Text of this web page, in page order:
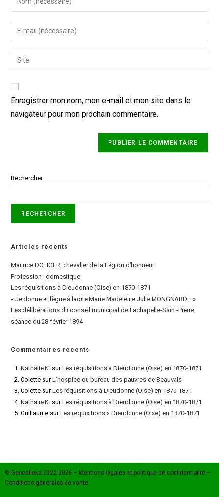
Enregistrer mon nom, mon e-mail et mon site dans le
navigateur pour mon prochain commentaire.
Rechercher
RECHERCHER
Articles récents
Maurice DOLIGER, chevalier de la Légion d’honneur
Profession : domestique
Les réquisitions à Dieudonne (Oise) en 1870-1871
« Je donne et lègue à ladite Marie Madeleine Julie MONGNARD… »
Les délibérations du conseil municipal de Lachapelle-Saint-Pierre,
séance du 28 février 1894
Commentaires récents
Nathalie K. surLes réquisitions à Dieudonne (Oise) en 1870-1871
Colette surL’hospice ou bureau des pauvres de Beauvais
Colette surLes réquisitions à Dieudonne (Oise) en 1870-1871
Nathalie K. surLes réquisitions à Dieudonne (Oise) en 1870-1871
Guillaume surLes réquisitions à Dieudonne (Oise) en 1870-1871
© Genealieka 2022-2026 – Mentions légales et politique de confidentialité –
Conditions générales de vente